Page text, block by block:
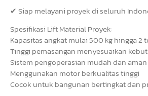
✔ Siap melayani proyek di seluruh
Spesifikasi Lift Material Proyek:
Kapasitas angkat mulai 500 kg hingga 2
Tinggi pemasangan menyesuaikan
Sistem pengoperasian mudah dan aman
Menggunakan motor berkualitas tinggi
Cocok untuk bangunan bertingkat dan